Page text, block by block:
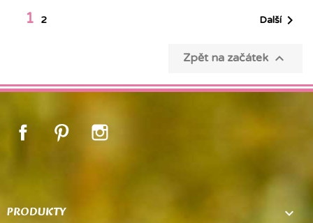
1 2 Další
Zpět na začátek 
FacebookPinterest
PRODUKTY 